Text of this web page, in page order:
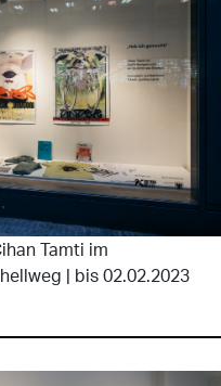
Tamti im
| bis 02.02.2023